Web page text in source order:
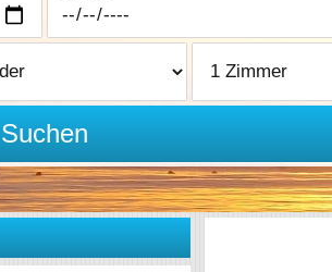
Suchen